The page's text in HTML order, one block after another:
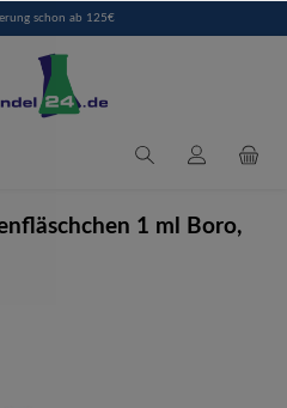
schon ab 125€
1 ml Boro,